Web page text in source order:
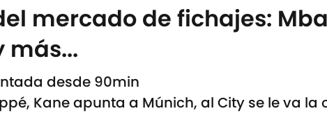
mercado de fichajes:
más...
desde 90min
Kane apunta a Múnich, al City se le va la